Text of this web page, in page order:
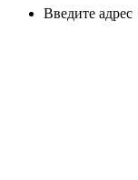
Введите адрес